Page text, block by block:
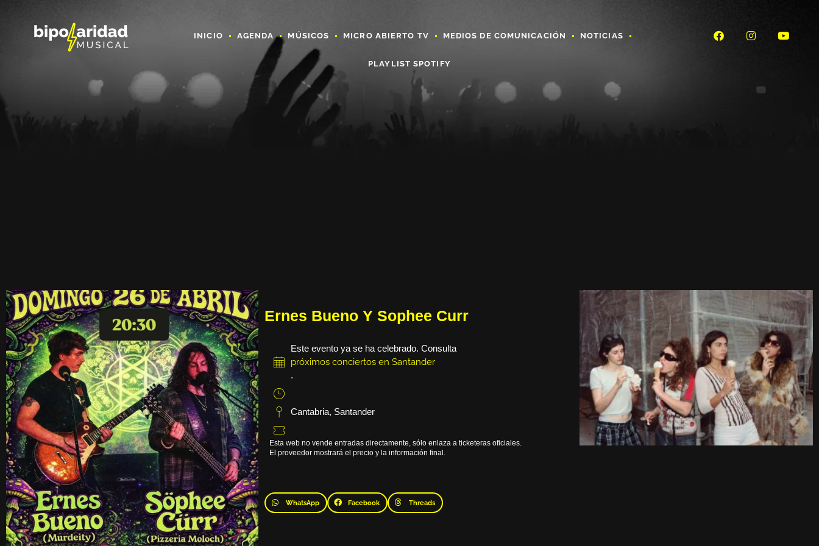
INICIO AGENDA MÚSICOS MICRO ABIERTO TV MEDIOS DE COMUNICACIÓN NOTICIAS
PLAYLIST SPOTIFY
Ernes Bueno Y Sophee Curr
Este evento ya se ha celebrado. Consulta
próximos conciertos en Santander
.
Cantabria, Santander
Esta web no vende entradas directamente, sólo enlaza a ticketeras oficiales.
El proveedor mostrará el precio y la información final.
WhatsApp Facebook Threads